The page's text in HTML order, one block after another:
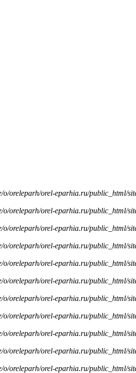
o/oreleparh/orel-eparhia.ru/public_html/
o/oreleparh/orel-eparhia.ru/public_html/
o/oreleparh/orel-eparhia.ru/public_html/
o/oreleparh/orel-eparhia.ru/public_html/
o/oreleparh/orel-eparhia.ru/public_html/
o/oreleparh/orel-eparhia.ru/public_html/
o/oreleparh/orel-eparhia.ru/public_html/
o/oreleparh/orel-eparhia.ru/public_html/
o/oreleparh/orel-eparhia.ru/public_html/
o/oreleparh/orel-eparhia.ru/public_html/
o/oreleparh/orel-eparhia.ru/public_html/